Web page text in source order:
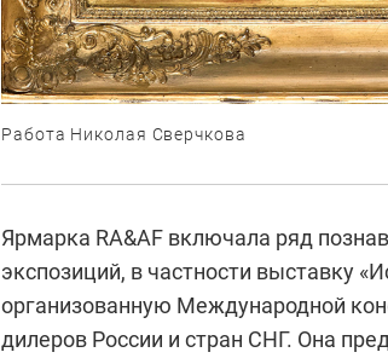
Работа Николая Сверчкова
Ярмарка RA&AF включала ряд
экспозиций, в частности выставку
организованную Международной
дилеров России и стран СНГ. Она